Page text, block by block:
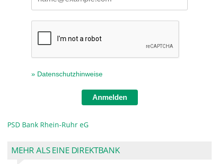
» Datenschutzhinweise
Anmelden
PSD Bank Rhein-Ruhr eG
MEHR ALS EINE DIREKTBANK